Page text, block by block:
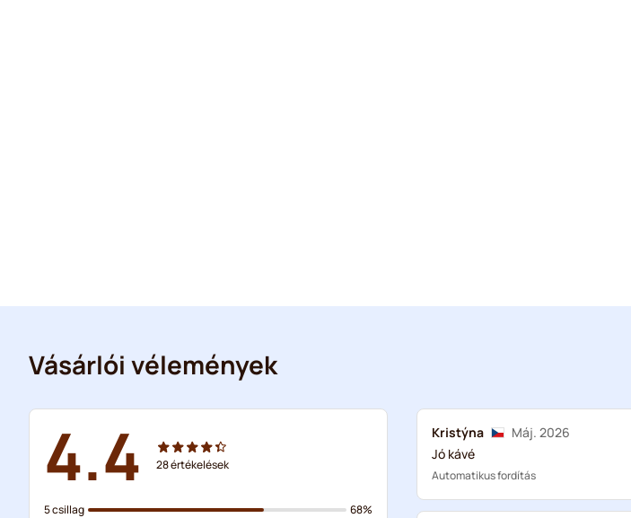
Vásárlói vélemények
4.4 28értékelések
5 csillag
68%
Kristýna
Máj. 2026
Jó kávé
Automatikus fordítás